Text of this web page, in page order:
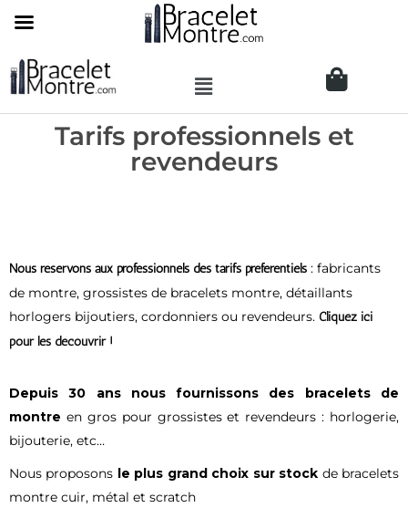
Tarifs professionnels et
revendeurs
Nous réservons aux professionnels des tarifs préférentiels : fabricants
de montre, grossistes de bracelets montre, détaillants
horlogers bijoutiers, cordonniers ou revendeurs. Cliquez ici
pour les découvrir !
Depuis 30 ans nous fournissons des bracelets de
montre en gros pour grossistes et revendeurs : horlogerie,
bijouterie, etc…
Nous proposons le plus grand choix sur stock de bracelets
montre cuir, métal et scratch